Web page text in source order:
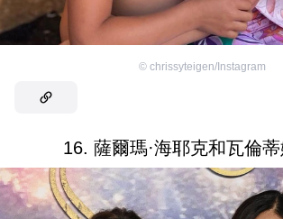
© chrissyteigen/Instagram
16. 薩爾瑪·海耶克和瓦倫蒂